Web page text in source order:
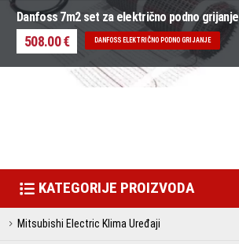
Danfoss 7m2 set za električno podno grijanje
508.00 € DANFOSS ELEKTRIČNO PODNO GRIJANJE
KATEGORIJE PROIZVODA
Mitsubishi Electric Klima Uređaji